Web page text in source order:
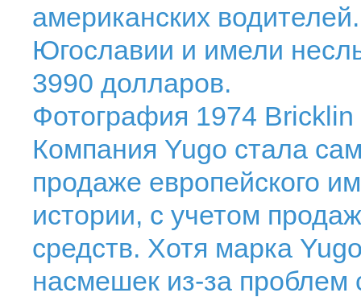
американских
Югославии и имели
3990 долларов.
Фотография 1974 Bricklin
Компания Yugo стала
продаже европейского
истории, с учетом
средств. Хотя марка
насмешек из-за проблем